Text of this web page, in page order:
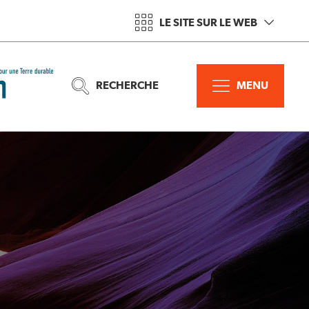
LE SITE SUR LE WEB
RECHERCHE MENU